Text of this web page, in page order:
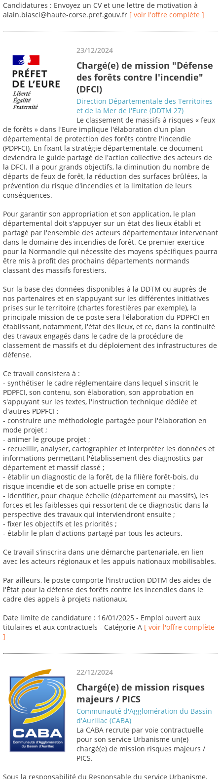
Candidatures : Envoyez un CV et une lettre de motivation à
alain.biasci@haute-corse.pref.gouv.fr [ voir l'offre complète ]
23/12/2024
Chargé(e) de mission "Défense
des forêts contre l'incendie"
(DFCI)
Direction Départementale des Territoires
et de la Mer de l'Eure (DDTM 27)
Le classement de massifs à risques « feux
de forêts » dans l'Eure implique l'élaboration d'un plan
départemental de protection des forêts contre l'incendie
(PDPFCI). En fixant la stratégie départementale, ce document
deviendra le guide partagé de l'action collective des acteurs de
la DFCI. Il a pour grands objectifs, la diminution du nombre de
départs de feux de forêt, la réduction des surfaces brûlées, la
prévention du risque d'incendies et la limitation de leurs
conséquences.
Pour garantir son appropriation et son application, le plan
départemental doit s'appuyer sur un état des lieux établi et
partagé par l'ensemble des acteurs départementaux intervenant
dans le domaine des incendies de forêt. Ce premier exercice
pour la Normandie qui nécessite des moyens spécifiques pourra
être mis à profit des prochains départements normands
classant des massifs forestiers.
Sur la base des données disponibles à la DDTM ou auprès de
nos partenaires et en s'appuyant sur les différentes initiatives
prises sur le territoire (chartes forestières par exemple), la
principale mission de ce poste sera l'élaboration du PDPFCI en
établissant, notamment, l'état des lieux, et ce, dans la continuité
des travaux engagés dans le cadre de la procédure de
classement de massifs et du déploiement des infrastructures de
défense.
Ce travail consistera à :
- synthétiser le cadre réglementaire dans lequel s'inscrit le
PDPFCI, son contenu, son élaboration, son approbation en
s'appuyant sur les textes, l'instruction technique dédiée et
d'autres PDPFCI ;
- construire une méthodologie partagée pour l'élaboration en
mode projet ;
- animer le groupe projet ;
- recueillir, analyser, cartographier et interpréter les données et
informations permettant l'établissement des diagnostics par
département et massif classé ;
- établir un diagnostic de la forêt, de la filière forêt-bois, du
risque incendie et de son actuelle prise en compte ;
- identifier, pour chaque échelle (département ou massifs), les
forces et les faiblesses qui ressortent de ce diagnostic dans la
perspective des travaux qui interviendront ensuite ;
- fixer les objectifs et les priorités ;
- établir le plan d'actions partagé par tous les acteurs.
Ce travail s'inscrira dans une démarche partenariale, en lien
avec les acteurs régionaux et les appuis nationaux mobilisables.
Par ailleurs, le poste comporte l'instruction DDTM des aides de
l'État pour la défense des forêts contre les incendies dans le
cadre des appels à projets nationaux.
Date limite de candidature : 16/01/2025 - Emploi ouvert aux
titulaires et aux contractuels - Catégorie A [ voir l'offre complète
]
22/12/2024
Chargé(e) de mission risques
majeurs / PICS
Communauté d'Agglomération du Bassin
d'Aurillac (CABA)
La CABA recrute par voie contractuelle
pour son service Urbanisme un(e)
chargé(e) de mission risques majeurs /
PICS.
Sous la responsabilité du Responsable du service Urbanisme,